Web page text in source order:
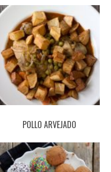
POLLO ARVEJADO